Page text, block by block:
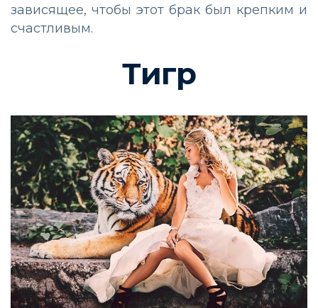
зависящее, чтобы этот брак был крепким и
счастливым.
Тигр